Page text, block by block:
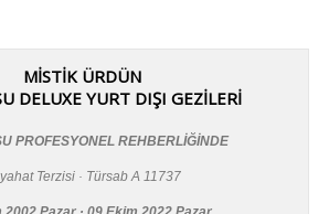
MİSTİK ÜRDÜN
DELUXE YURT DIŞI GEZİLERİ
PROFESYONEL REHBERLİĞİNDE
Terzisi · Türsab A 11737